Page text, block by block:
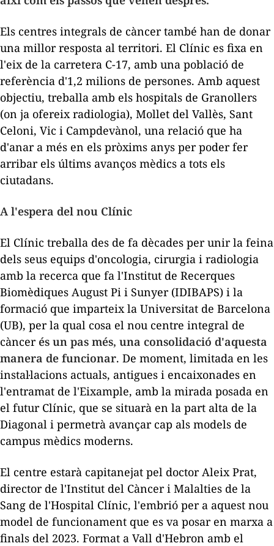
Els centres integrals de càncer també han de donar
una millor resposta al territori. El Clínic es fixa en
l'eix de la carretera C-17, amb una població de
referència d'1,2 milions de persones. Amb aquest
objectiu, treballa amb els hospitals de Granollers
(on ja ofereix radiologia), Mollet del Vallès, Sant
Celoni, Vic i Campdevànol, una relació que ha
d'anar a més en els pròxims anys per poder fer
arribar els últims avanços mèdics a tots els
ciutadans.
A l'espera del nou Clínic
El Clínic treballa des de fa dècades per unir la feina
dels seus equips d'oncologia, cirurgia i radiologia
amb la recerca que fa l'Institut de Recerques
Biomèdiques August Pi i Sunyer (IDIBAPS) i la
formació que imparteix la Universitat de Barcelona
(UB), per la qual cosa el nou centre integral de
càncer és un pas més, una consolidació d'aquesta
manera de funcionar. De moment, limitada en les
instal·lacions actuals, antigues i encaixonades en
l'entramat de l'Eixample, amb la mirada posada en
el futur Clínic, que se situarà en la part alta de la
Diagonal i permetrà avançar cap als models de
campus mèdics moderns.
El centre estarà capitanejat pel doctor Aleix Prat,
director de l'Institut del Càncer i Malalties de la
Sang de l'Hospital Clínic, l'embrió per a aquest nou
model de funcionament que es va posar en marxa a
finals del 2023. Format a Vall d'Hebron amb el